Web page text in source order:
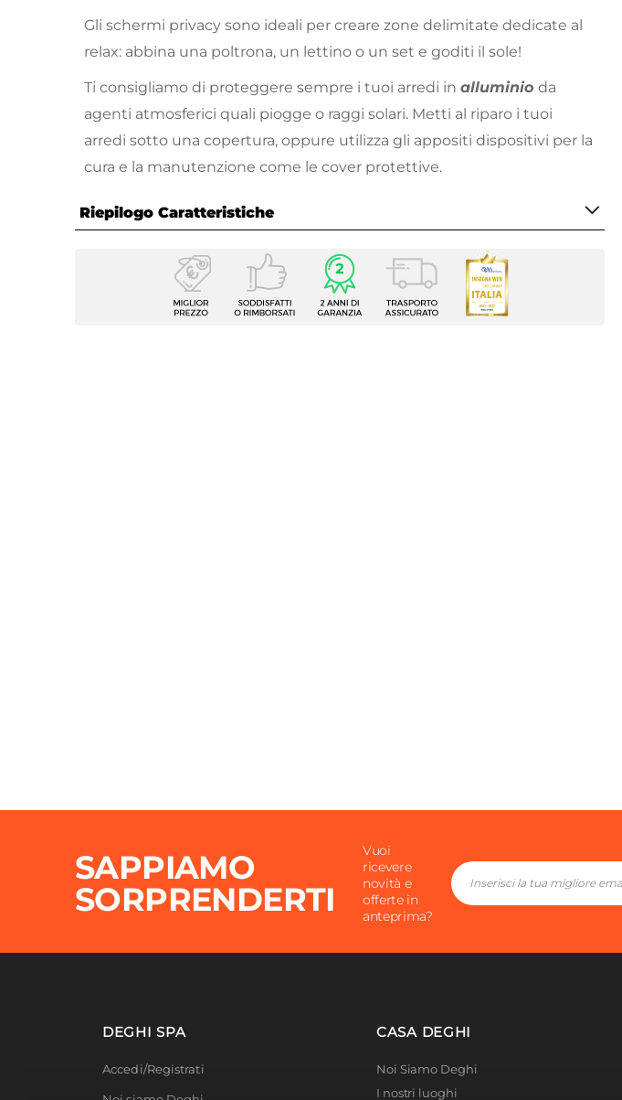
Gli schermi privacy sono ideali per creare zone delimitate dedicate al
relax: abbina una poltrona, un lettino o un set e goditi il sole!
Ti consigliamo di proteggere sempre i tuoi arredi in alluminio da
agenti atmosferici quali piogge o raggi solari. Metti al riparo i tuoi
arredi sotto una copertura, oppure utilizza gli appositi dispositivi per la
cura e la manutenzione come le cover protettive.
Riepilogo Caratteristiche
Caratteristiche
Yannez
Dimensioni
120 x 28 cm
SAPPIAMO
SORPRENDERTI
Vuoi
ricevere
novità e
offerte in
anteprima?
DEGHI SPA
Accedi/Registrati
CASA DEGHI
Noi Siamo Deghi
I nostri luoghi